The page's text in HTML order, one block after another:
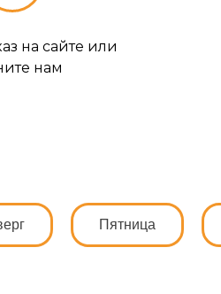
на сайте или
нам
Пятница